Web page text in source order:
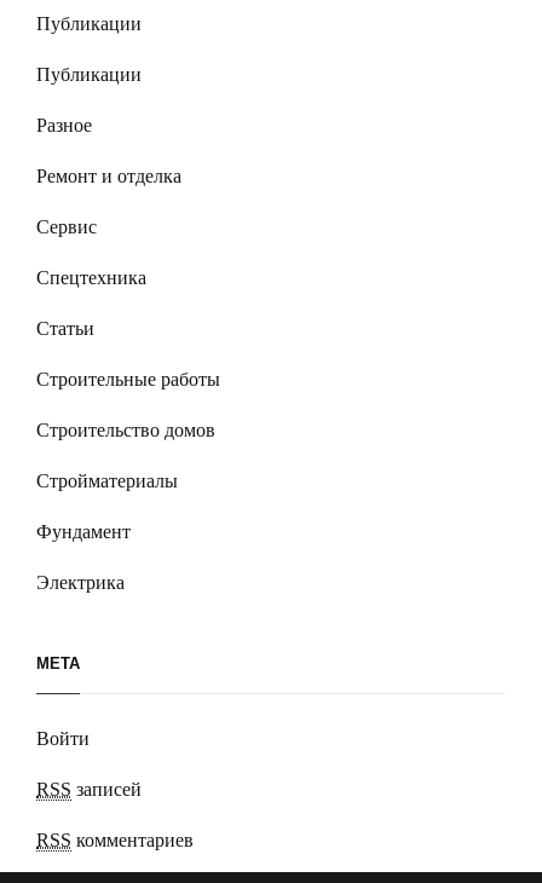
Публикации
Публикации
Разное
Ремонт и отделка
Сервис
Спецтехника
Статьи
Строительные работы
Строительство домов
Стройматериалы
Фундамент
Электрика
МЕТА
Войти
RSS записей
RSS комментариев